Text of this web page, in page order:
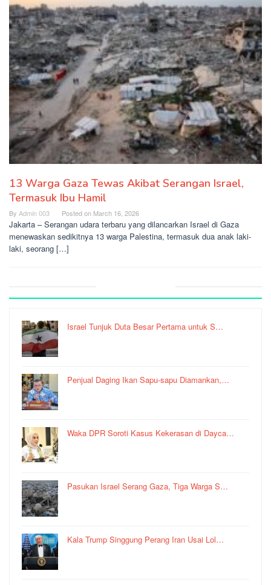
13 Warga Gaza Tewas Akibat Serangan Israel,
Termasuk Ibu Hamil
By Admin 003 Posted on March 16, 2026
Jakarta – Serangan udara terbaru yang dilancarkan Israel di Gaza
menewaskan sedikitnya 13 warga Palestina, termasuk dua anak laki-
laki, seorang […]
Israel Tunjuk Duta Besar Pertama untuk S…
Penjual Daging Ikan Sapu-sapu Diamankan,…
Waka DPR Soroti Kasus Kekerasan di Dayca…
Pasukan Israel Serang Gaza, Tiga Warga S…
Kala Trump Singgung Perang Iran Usai Lol…